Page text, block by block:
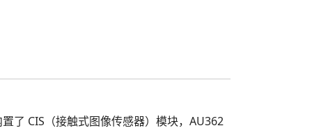
了 CIS（接触式图像传感器）模块，AU362